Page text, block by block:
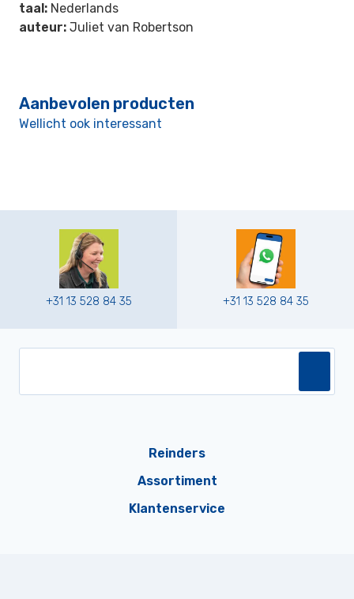
taal: Nederlands
auteur: Juliet van Robertson
Aanbevolen producten
Wellicht ook interessant
+31 13 528 84 35 +31 13 528 84 35
Reinders
Assortiment
Klantenservice